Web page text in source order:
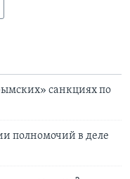
санкциях по
полномочий в деле